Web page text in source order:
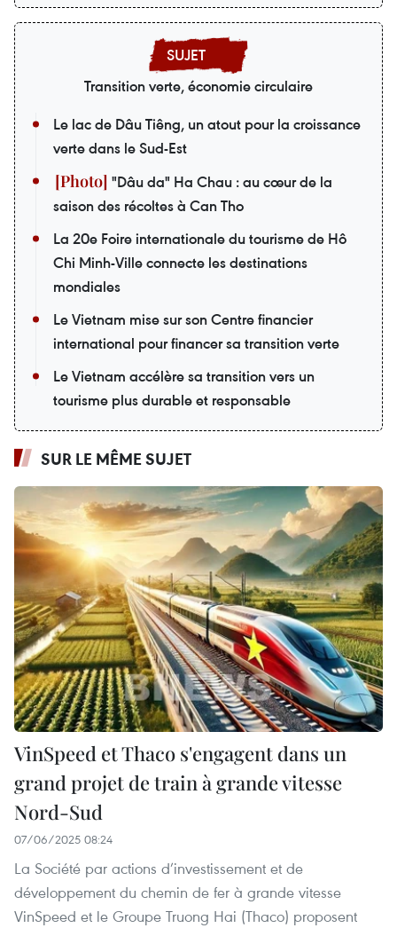
Transition verte, économie circulaire
Le lac de Dâu Tiêng, un atout pour la croissance
verte dans le Sud-Est
"Dâu da" Ha Chau : au cœur de la
saison des récoltes à Can Tho
La 20e Foire internationale du tourisme de Hô
Chi Minh-Ville connecte les destinations
mondiales
Le Vietnam mise sur son Centre financier
international pour financer sa transition verte
Le Vietnam accélère sa transition vers un
tourisme plus durable et responsable
SUR LE MÊME SUJET
VinSpeed et Thaco s'engagent dans un
grand projet de train à grande vitesse
Nord-Sud
07/06/2025 08:24
La Société par actions d’investissement et de
développement du chemin de fer à grande vitesse
VinSpeed et le Groupe Truong Hai (Thaco) proposent